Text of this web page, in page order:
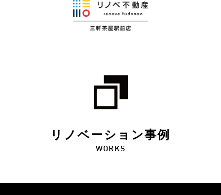
リノベーション事例
WORKS